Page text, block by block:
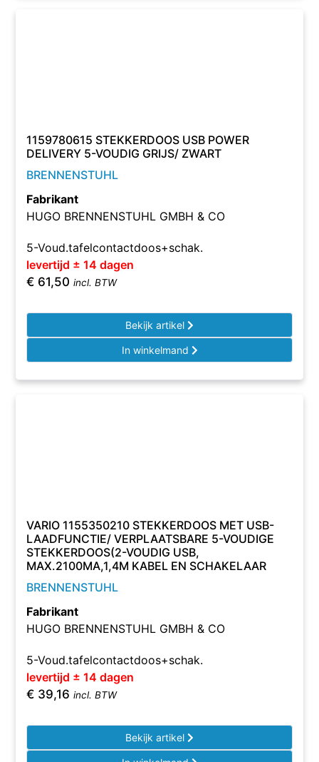
1159780615 STEKKERDOOS USB POWER
DELIVERY 5-VOUDIG GRIJS/ ZWART
BRENNENSTUHL
Fabrikant
HUGO BRENNENSTUHL GMBH & CO
5-Voud.tafelcontactdoos+schak.
levertijd ± 14 dagen
€ 61,50 incl. BTW
Bekijk artikel
In winkelmand
VARIO 1155350210 STEKKERDOOS MET USB-
LAADFUNCTIE/ VERPLAATSBARE 5-VOUDIGE
STEKKERDOOS(2-VOUDIG USB,
MAX.2100MA,1,4M KABEL EN SCHAKELAAR
BRENNENSTUHL
Fabrikant
HUGO BRENNENSTUHL GMBH & CO
5-Voud.tafelcontactdoos+schak.
levertijd ± 14 dagen
€ 39,16 incl. BTW
Bekijk artikel